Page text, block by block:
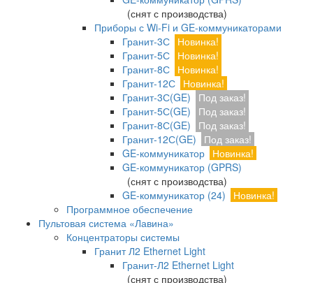
(снят с производства)
Приборы с Wi-Fi и GE-коммуникаторами
Гранит-3С Новинка!
Гранит-5С Новинка!
Гранит-8С Новинка!
Гранит-12С Новинка!
Гранит-3С(GE)
Под заказ!
Гранит-5С(GE)
Под заказ!
Гранит-8С(GE)
Под заказ!
Гранит-12С(GE)
Под заказ!
GE-коммуникатор Новинка!
GE-коммуникатор (GPRS)
(снят с производства)
GE-коммуникатор (24)
Новинка!
Программное обеспечение
Пультовая система «Лавина»
Концентраторы системы
Гранит Л2 Ethernet Light
Гранит-Л2 Ethernet Light
(снят с производства)